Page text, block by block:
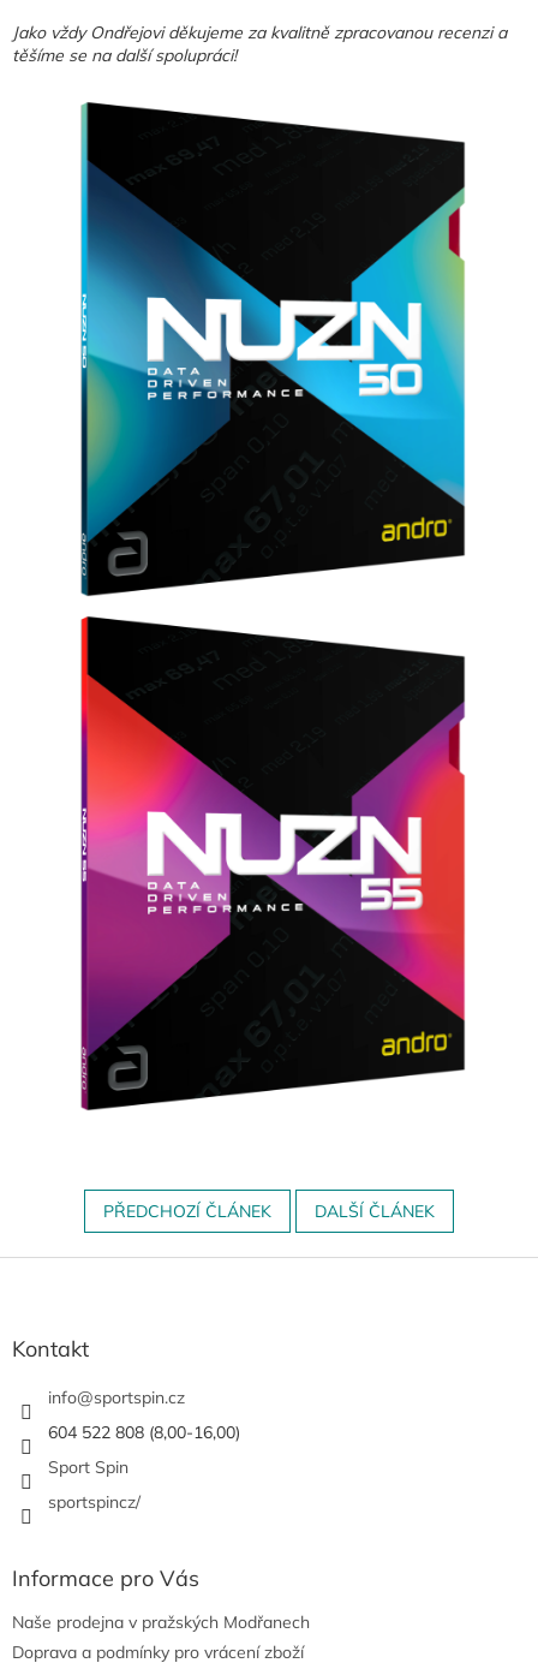
Jako vždy Ondřejovi děkujeme za kvalitně zpracovanou recenzi a
těšíme se na další spolupráci!
PŘEDCHOZÍ ČLÁNEK DALŠÍ ČLÁNEK
Kontakt
info@sportspin.cz
604 522 808 (8,00-16,00)
Sport Spin
sportspincz/
Informace pro Vás
Naše prodejna v pražských Modřanech
Doprava a podmínky pro vrácení zboží